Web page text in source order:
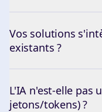
Vos solutions
existants ?
L'IA n'est-elle pas
jetons/tokens) ?